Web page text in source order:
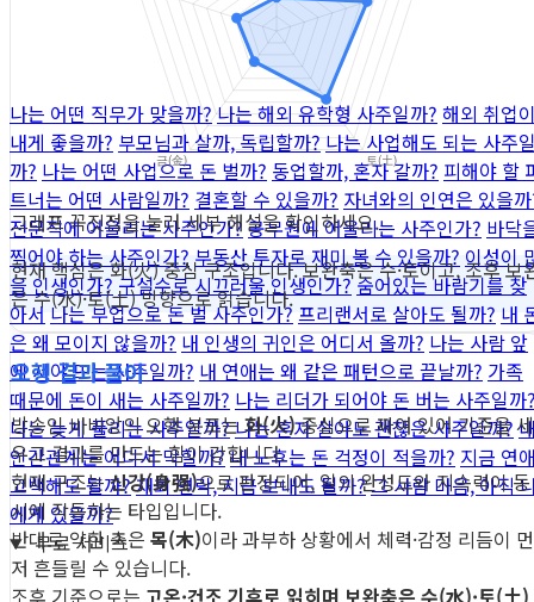
나는 어떤 직무가 맞을까? 나는 해외 유학형 사주일까? 해외 취업
내게 좋을까? 부모님과 살까, 독립할까?나는 사업해도 되는 사주
까? 나는 어떤 사업으로 돈 벌까? 동업할까, 혼자 갈까? 피해야 할
트너는 어떤 사람일까? 결혼할 수 있을까? 자녀와의 인연은 있을
전문직에 어울리는 사주인가? 공무원에 어울리는 사주인가? 바닥
찍어야 하는 사주인가? 부동산 투자로 재미 볼 수 있을까? 이성이
을 인생인가?구설수로 시끄러울 인생인가? 숨어있는 바람기를 찾
아서 나는 부업으로 돈 벌 사주인가?프리랜서로 살아도 될까? 내
은 왜 모이지 않을까?내 인생의 귀인은 어디서 올까?나는 사람 앞
에 서야 뜨는 사주일까? 내 연애는 왜 같은 패턴으로 끝날까? 가족
때문에 돈이 새는 사주일까? 나는 리더가 되어야 돈 버는 사주일까
나는 늦게 풀리는 사주일까?나는 혼자 살아도 괜찮은 사주일까?
인간관계는 어디서 막힐까?내 노후는 돈 걱정이 적을까? 지금 연
고백해도 될까?재회 연락, 지금 보내도 될까?그 사람 마음, 아직
에게 있을까?
무료 서비스
그래프 꼭짓점을 눌러 세부 해설을 확인하세요.
현재 핵심은 화(火) 중심 구조입니다. 보완축은 수·토이고, 조후 보
은 수(水)·토(土) 방향으로 읽습니다.
오행 결과 풀이
방송인 바비앙의 오행 분포는화(火)중심으로 짜여 있어 기준을 세
우고 결과를 만드는 힘이 강합니다.
현재 구조는신강(身强)으로 판정되어, 일의 완성도와 지속력이 동
시에 작동하는 타입입니다.
반대로 약한 축은 목(木)이라 과부하 상황에서 체력·감정 리듬이 먼
저 흔들릴 수 있습니다.
조후 기준으로는 고온·건조 기후로 읽히며 보완축은 수(水)·토(土)